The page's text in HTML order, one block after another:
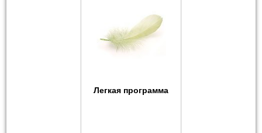
Легкая программа